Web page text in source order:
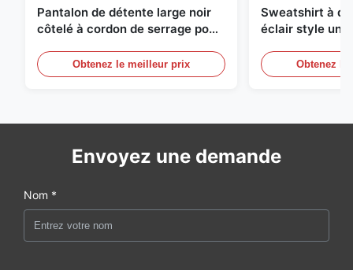
Pantalon de détente large noir
côtelé à cordon de serrage pour
Obtenez le meilleur prix
Sweatshirt à
éclair style
rayuresObtenez
Envoyez une demande
Nom *